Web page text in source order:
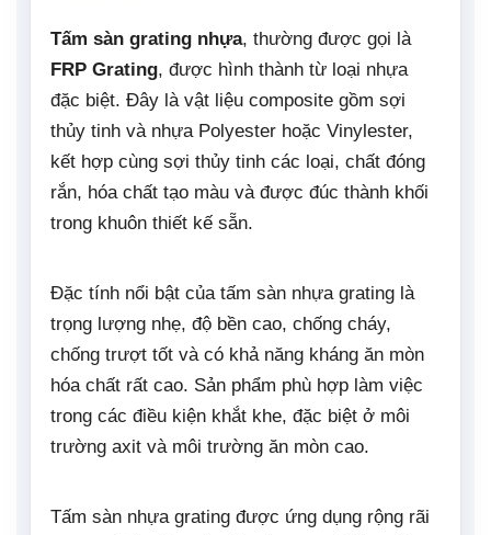
Tấm sàn grating nhựa, thường được gọi là
FRP Grating, được hình thành từ loại nhựa
đặc biệt. Đây là vật liệu composite gồm sợi
thủy tinh và nhựa Polyester hoặc Vinylester,
kết hợp cùng sợi thủy tinh các loại, chất đóng
rắn, hóa chất tạo màu và được đúc thành khối
trong khuôn thiết kế sẵn.
Đặc tính nổi bật của tấm sàn nhựa grating là
trọng lượng nhẹ, độ bền cao, chống cháy,
chống trượt tốt và có khả năng kháng ăn mòn
hóa chất rất cao. Sản phẩm phù hợp làm việc
trong các điều kiện khắt khe, đặc biệt ở môi
trường axit và môi trường ăn mòn cao.
Tấm sàn nhựa grating được ứng dụng rộng rãi